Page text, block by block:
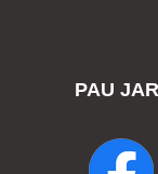
PAU